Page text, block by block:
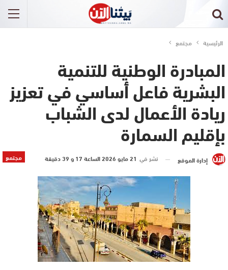
الرئيسية مجتمع
المبادرة الوطنية للتنمية
البشرية فاعل أساسي في تعزيز
ريادة الأعمال لدى الشباب
بإقليم السمارة
مجتمع إدارة الموقع نشر في 21 مايو 2026 الساعة 17 و 39 دقيقة